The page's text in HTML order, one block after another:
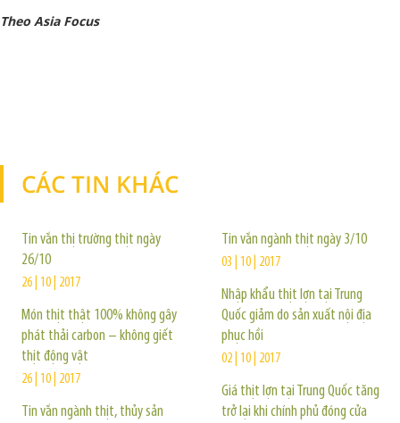
Theo Asia Focus
CÁC TIN KHÁC
Tin vắn thị trường thịt ngày
26/10
26 | 10 | 2017
Món thịt thật 100% không gây
phát thải carbon – không giết
thịt động vật
26 | 10 | 2017
Tin vắn ngành thịt, thủy sản
Tin vắn ngành thịt ngày 3/10
03 | 10 | 2017
Nhập khẩu thịt lợn tại Trung
Quốc giảm do sản xuất nội địa
phục hồi
02 | 10 | 2017
Giá thịt lợn tại Trung Quốc tăng
trở lại khi chính phủ đóng cửa